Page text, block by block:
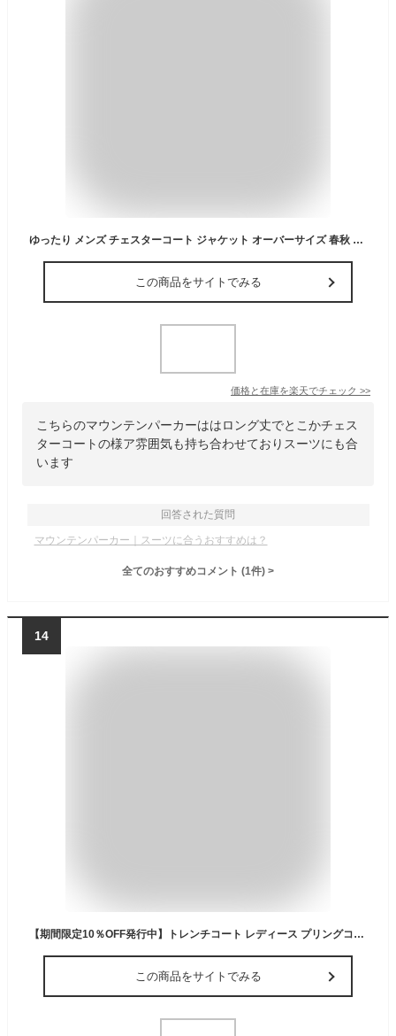
ゆったり メンズ チェスターコート ジャケット オーバーサイズ 春秋 薄手 マウンテンパーカー モッズコート 無地 防風 メンズ スプリングコート トレンチコート ビジネス ミリタリー かっこいい フード付き ロング アウター
この商品をサイトでみる
価格と在庫を楽天でチェック >>
こちらのマウンテンパーカーははロング丈でとこかチェス
ターコートの様ア雰囲気も持ち合わせておりスーツにも合
います
回答された質問
マウンテンパーカー｜スーツに合うおすすめは？
全てのおすすめコメント (1件) >
14
【期間限定10％OFF発行中】トレンチコート レディース プリングコート 秋 冬 通勤 ビジネス オフィス マウンテンパーカー スプリングコート ミリタリー 春コート ジャケット 春秋 ロング丈 モッズコート 入学式 卒業式
この商品をサイトでみる